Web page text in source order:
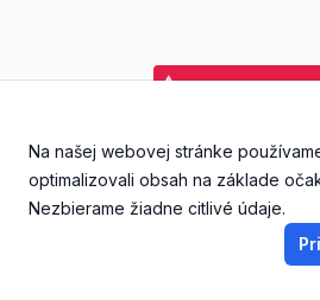
FacebookInstagram
Na našej webovej stránke
optimalizovali obsah na základe
Nezbierame žiadne citlivé údaje.